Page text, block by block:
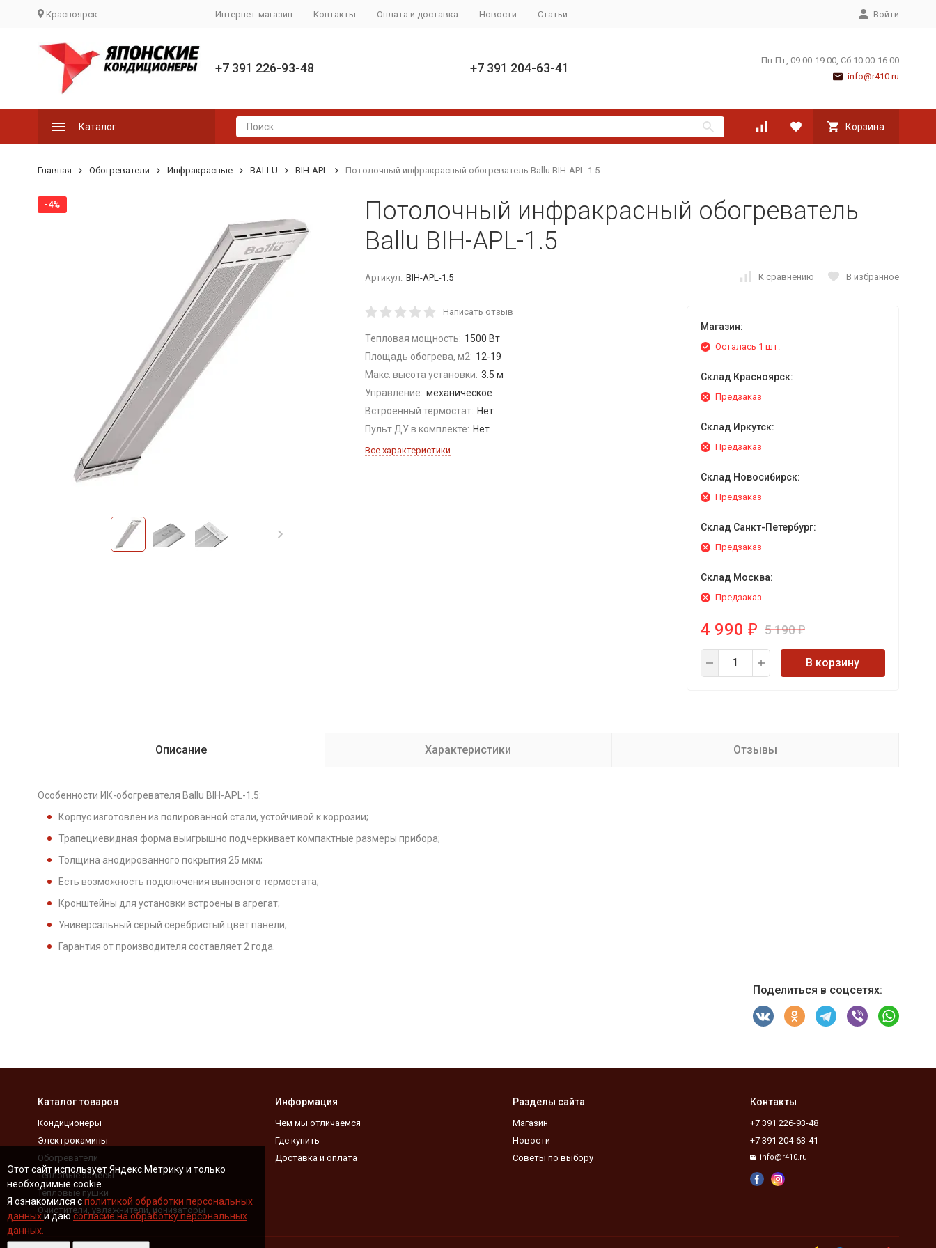
Этот сайт использует Яндекс.Метрику и только
необходимые cookie.
Я ознакомился сполитикой обработки персональных
данныхи даюсогласие на обработку персональных
данных.
Красноярск Интернет-магазин Контакты Оплата и доставка Новости Статьи Войти
+7 391 226-93-48 +7 391 204-63-41
Пн-Пт, 09:00-19:00, Сб 10:00-16:00
info@r410.ru
Каталог Корзина
Главная Обогреватели Инфракрасные BALLU BIH-APL Потолочный инфракрасный обогреватель Ballu BIH-APL-1.5
-4%
Потолочный инфракрасный обогреватель
Ballu BIH-APL-1.5
Артикул: BIH-APL-1.5 К сравнению В избранное
Написать отзыв
Тепловая мощность: 1500 Вт
Площадь обогрева, м2: 12-19
Макс. высота установки: 3.5 м
Управление: механическое
Встроенный термостат: Нет
Пульт ДУ в комплекте: Нет
Все характеристики
Магазин:
Осталась 1 шт.
Склад Красноярск:
Предзаказ
Склад Иркутск:
Предзаказ
Склад Новосибирск:
Предзаказ
Склад Санкт-Петербург:
Предзаказ
Склад Москва:
Предзаказ
4 990 ₽ 5 190₽
В корзину
Описание Характеристики Отзывы
Особенности ИК-обогревателя Ballu BIH-APL-1.5:
Корпус изготовлен из полированной стали, устойчивой к коррозии;
Трапециевидная форма выигрышно подчеркивает компактные размеры прибора;
Толщина анодированного покрытия 25 мкм;
Есть возможность подключения выносного термостата;
Кронштейны для установки встроены в агрегат;
Универсальный серый серебристый цвет панели;
Гарантия от производителя составляет 2 года.
Поделиться в соцсетях:
Каталог товаров
Кондиционеры
Электрокамины
Обогреватели
Тепловые завесы
Тепловые пушки
Очистители, увлажнители, ионизаторы
Информация
Чем мы отличаемся
Где купить
Доставка и оплата
Разделы сайта
Магазин
Новости
Советы по выбору
Контакты
+7 391 226-93-48
+7 391 204-63-41
info@r410.ru